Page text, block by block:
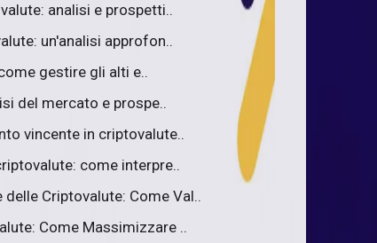
analisi e prospetti..
un'analisi approfon..
gestire gli alti e..
del mercato e prospe..
vincente in criptovalute..
come interpre..
Criptovalute: Come Val..
Come Massimizzare ..